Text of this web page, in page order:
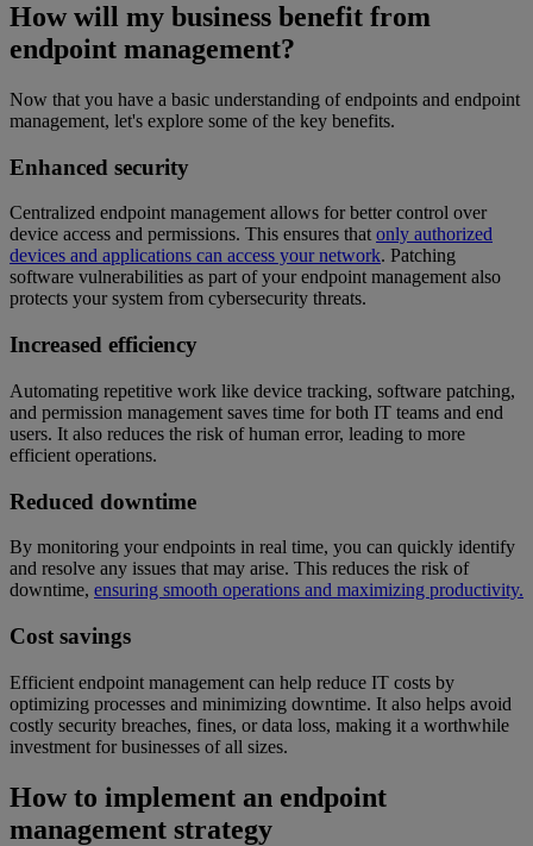
How will my business benefit from
endpoint management?
Now that you have a basic understanding of endpoints and endpoint
management, let's explore some of the key benefits.
Enhanced security
Centralized endpoint management allows for better control over
device access and permissions. This ensures thatonly authorized
devices and applications can access your network. Patching
software vulnerabilities as part of your endpoint management also
protects your system from cybersecurity threats.
Increased efficiency
Automating repetitive work like device tracking, software patching,
and permission management saves time for both IT teams and end
users. It also reduces the risk of human error, leading to more
efficient operations.
Reduced downtime
By monitoring your endpoints in real time, you can quickly identify
and resolve any issues that may arise. This reduces the risk of
downtime, ensuring smooth operations and maximizing productivity.
Cost savings
Efficient endpoint management can help reduce IT costs by
optimizing processes and minimizing downtime. It also helps avoid
costly security breaches, fines, or data loss, making it a worthwhile
investment for businesses of all sizes.
How to implement an endpoint
management strategy